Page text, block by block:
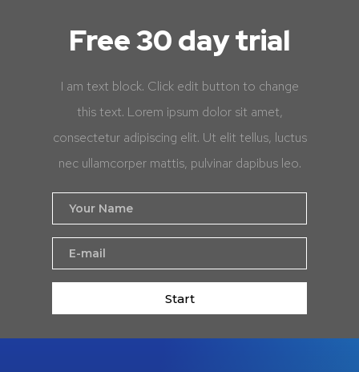
Free 30 day trial
I am text block. Click edit button to change
this text. Lorem ipsum dolor sit amet,
consectetur adipiscing elit. Ut elit tellus, luctus
nec ullamcorper mattis, pulvinar dapibus leo.
Start